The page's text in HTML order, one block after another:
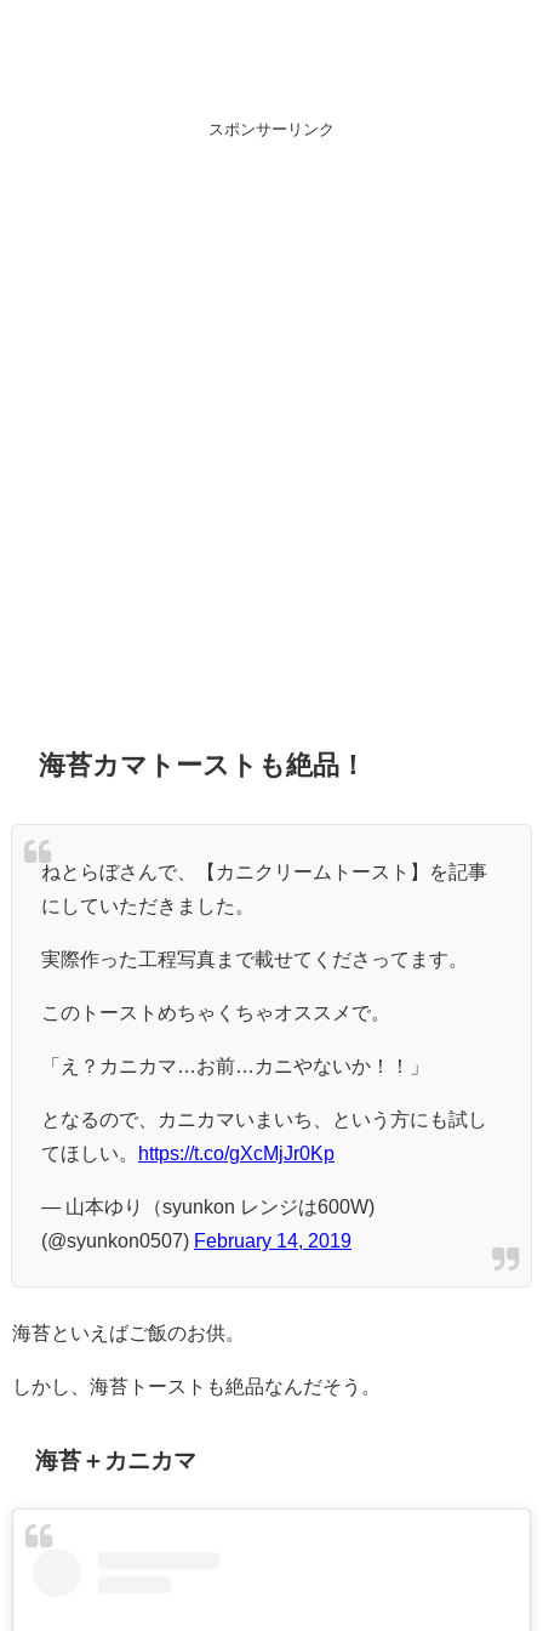
スポンサーリンク
海苔カマトーストも絶品！
ねとらぼさんで、【カニクリームトースト】を記事
にしていただきました。
実際作った工程写真まで載せてくださってます。
このトーストめちゃくちゃオススメで。
「え？カニカマ…お前…カニやないか！！」
となるので、カニカマいまいち、という方にも試し
てほしい。
https://t.co/gXcMjJr0Kp
— 山本ゆり（syunkon レンジは600W)
(@syunkon0507) February 14, 2019
海苔といえばご飯のお供。
しかし、海苔トーストも絶品なんだそう。
海苔＋カニカマ